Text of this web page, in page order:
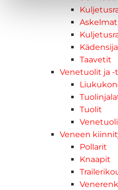
Askelmat
Taavetit
Venetuolit ja
Tuolit
Veneen
Pollarit
Knaapit